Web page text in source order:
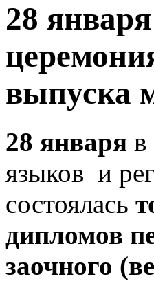
28
выпуска
28 января в
языков и
состоялась
дипломов
заочного